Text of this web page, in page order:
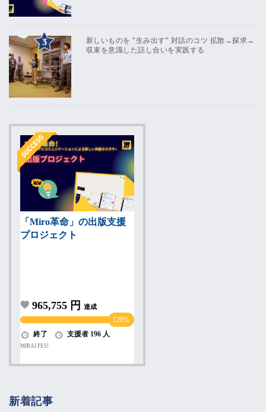
新しいものを ”生み出す” 対話のコツ 拡散→探求→
収束を意識した話し合いを実践する
新着記事